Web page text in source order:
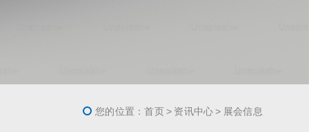
您的位置：首页 资讯中心 展会信息